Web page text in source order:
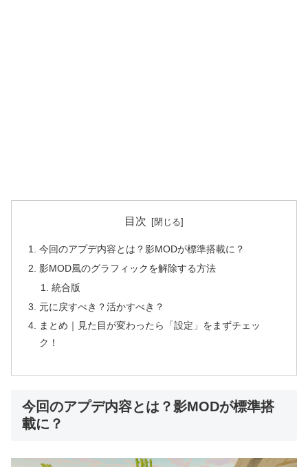
目次
今回のアプデ内容とは？影MODが標準搭載に？
影MOD風のグラフィックを解除する方法
統合版
元に戻すべき？活かすべき？
まとめ｜見た目が変わったら「設定」をまずチェッ
ク！
今回のアプデ内容とは？影MODが標準搭
載に？